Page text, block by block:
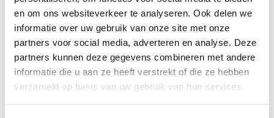
en om ons websiteverkeer te analyseren. Ook delen we
informatie over uw gebruik van onze site met onze
partners voor social media, adverteren en analyse. Deze
partners kunnen deze gegevens combineren met andere
informatie die u aan ze heeft verstrekt of die ze hebben
verzameld op basis van uw gebruik van hun services.
RECEPT